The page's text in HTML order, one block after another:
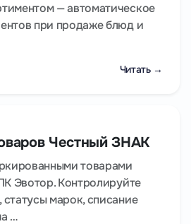
— автоматическое
при продаже блюд и
Читать →
Честный ЗНАК
товарами
Эвотор. Контролируйте
марок, списание
…